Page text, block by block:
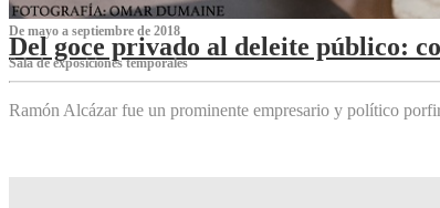
De mayo a septiembre de 2018
Del goce privado al deleite público:
Sala de exposiciones temporales
Ramón Alcázar fue un prominente empresario y político